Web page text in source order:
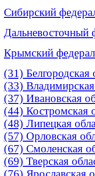
Сибирский
Дальневосточный
Крымский
(31) Белгородская
(33) Владимирская
(37) Ивановская
(44) Костромская
(48) Липецкая
(57) Орловская
(67) Смоленская
(69) Тверская